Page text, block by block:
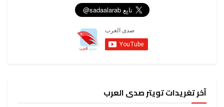
آخر تغريدات تويتر صدى العرب